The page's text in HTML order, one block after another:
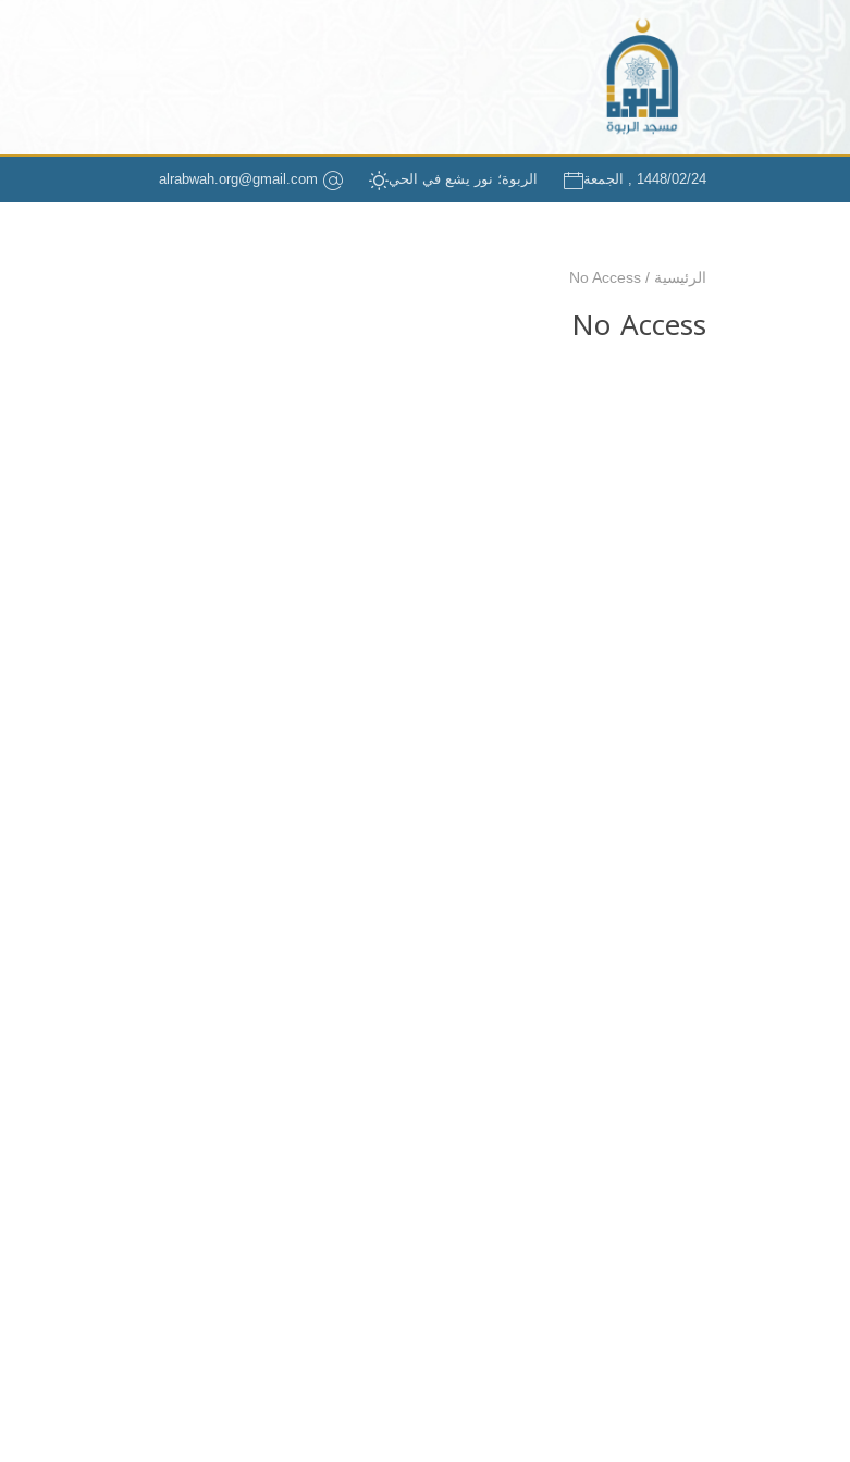
1448/02/24 , الجمعة الربوة؛ نور يشع في الحي alrabwah.org@gmail.com
الرئيسية /
No Access
No Access